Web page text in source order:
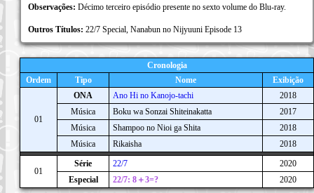
Observações: Décimo terceiro episódio presente no sexto volume do Blu-ray.
Outros Títulos: 22/7 Special, Nanabun no Nijyuuni Episode 13
Cronologia
Ordem
Tipo Nome Exibição
01
ONA Ano Hi no Kanojo-tachi
2018
Música
Boku wa Sonzai Shiteinakatta
2017
Música
Shampoo no Nioi ga Shita
2018
Música
Rikaisha 2018
01
Série 22/7
2020
Especial
22/7: 8＋3=? 2020